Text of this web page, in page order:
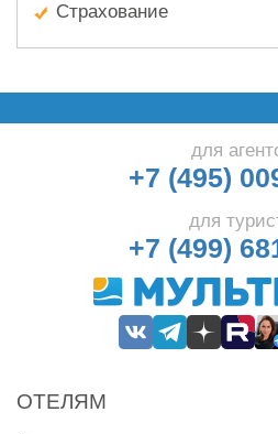
Страхование
для
+7 (495)
для
+7 (499)
ОТЕЛЯМ